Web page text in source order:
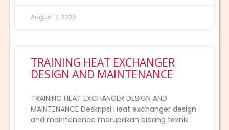
August 7, 2026
TRAINING HEAT EXCHANGER
DESIGN AND MAINTENANCE
TRAINING HEAT EXCHANGER DESIGN AND
MAINTENANCE Deskripsi Heat exchanger design
and maintenance merupakan bidang teknik